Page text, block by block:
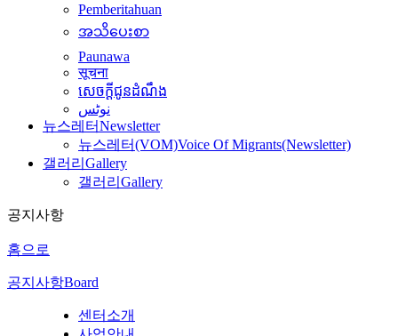
Pemberitahuan
အသိပေးစာ
Paunawa
सूचना
សេចក្តីជូនដំណឹង
نوٹس
뉴스레터Newsletter
뉴스레터(VOM)Voice Of Migrants(Newsletter)
갤러리 Gallery
갤러리 Gallery
공지사항
홈으로
공지사항Board
센터소개